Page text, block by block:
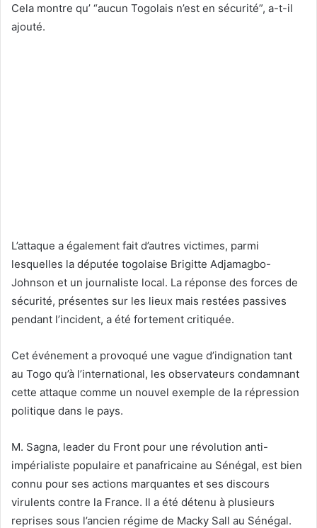
Cela montre qu’ “aucun Togolais n’est en sécurité”, a-t-il
ajouté.
L’attaque a également fait d’autres victimes, parmi
lesquelles la députée togolaise Brigitte Adjamagbo-
Johnson et un journaliste local. La réponse des forces de
sécurité, présentes sur les lieux mais restées passives
pendant l’incident, a été fortement critiquée.
Cet événement a provoqué une vague d’indignation tant
au Togo qu’à l’international, les observateurs condamnant
cette attaque comme un nouvel exemple de la répression
politique dans le pays.
M. Sagna, leader du Front pour une révolution anti-
impérialiste populaire et panafricaine au Sénégal, est bien
connu pour ses actions marquantes et ses discours
virulents contre la France. Il a été détenu à plusieurs
reprises sous l’ancien régime de Macky Sall au Sénégal.